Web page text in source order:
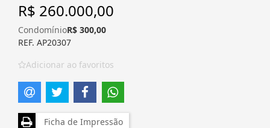
R$ 260.000,00
CondomínioR$ 300,00
REF. AP20307
Adicionar ao favoritos
Ficha de Impressão